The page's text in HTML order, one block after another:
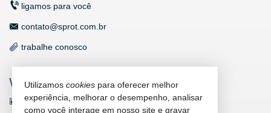
ligamos para você
contato@sprot.com.br
trabalhe conosco
VEJA MAIS
receba nosso newsletter
Utilizamos cookies para oferecer melhor
experiência, melhorar o desempenho, analisar
como você interage em nosso site e gravar